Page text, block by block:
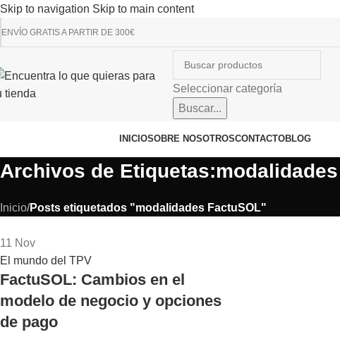
Skip to navigation Skip to main content
RECUERDA QUE
ENVÍO GRATIS A PARTIR DE 300€
Seleccionar categoría
Buscar...
INICIOSOBRE NOSOTROSCONTACTOBLOG
Archivos de
Inicio/Posts etiquetados "modalidades FactuSOL"
11 Nov
El mundo del TPV
FactuSOL: Cambios en el
modelo de negocio y opciones
de pago